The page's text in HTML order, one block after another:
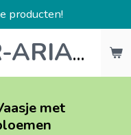
ATELIER-ARIANE
producten!
met